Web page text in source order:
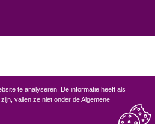
te analyseren. De informatie heeft als
vallen ze niet onder de Algemene